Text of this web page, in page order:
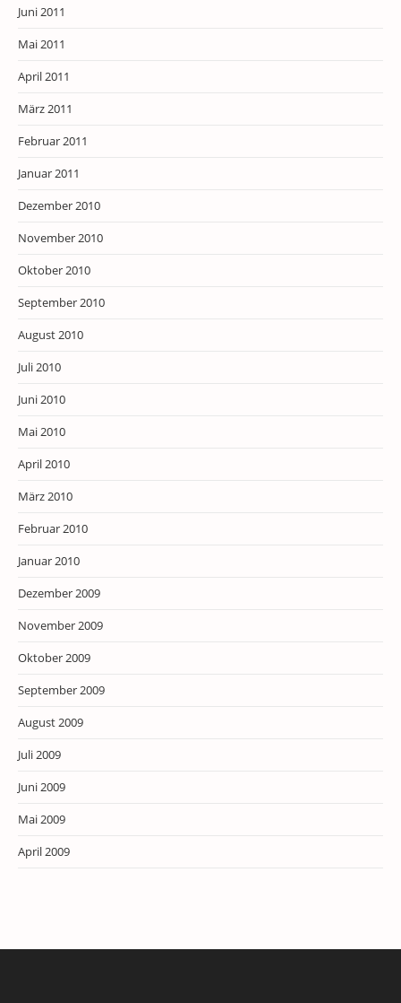
Juni 2011
Mai 2011
April 2011
März 2011
Februar 2011
Januar 2011
Dezember 2010
November 2010
Oktober 2010
September 2010
August 2010
Juli 2010
Juni 2010
Mai 2010
April 2010
März 2010
Februar 2010
Januar 2010
Dezember 2009
November 2009
Oktober 2009
September 2009
August 2009
Juli 2009
Juni 2009
Mai 2009
April 2009